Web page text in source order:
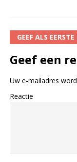
GEEF ALS
Geef een
Uw e-mailadres
Reactie